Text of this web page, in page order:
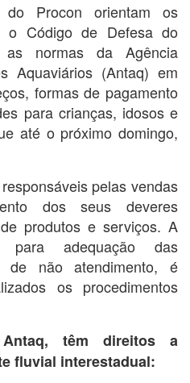
Procon orientam os
o Código de Defesa do
normas da Agência
Aquaviários (Antaq) em
formas de pagamento
para crianças, idosos e
até o próximo domingo,
pelas vendas
dos seus deveres
produtos e serviços. A
para adequação das
de não atendimento, é
os procedimentos
têm direitos a
fluvial interestadual: